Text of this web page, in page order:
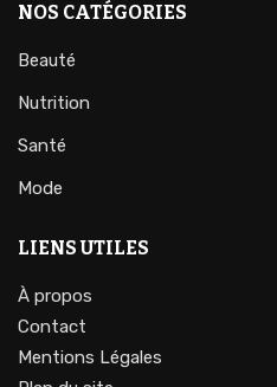
NOS CATÉGORIES
Beauté
Nutrition
Santé
Mode
LIENS UTILES
À propos
Contact
Mentions Légales